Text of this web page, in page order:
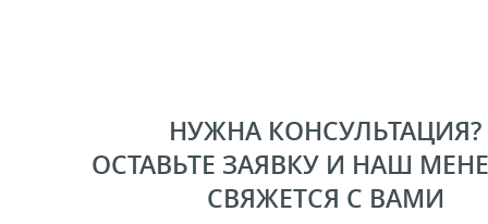
НУЖНА КОНСУЛЬТАЦИЯ?
ОСТАВЬТЕ ЗАЯВКУ И НАШ
СВЯЖЕТСЯ С ВАМИ